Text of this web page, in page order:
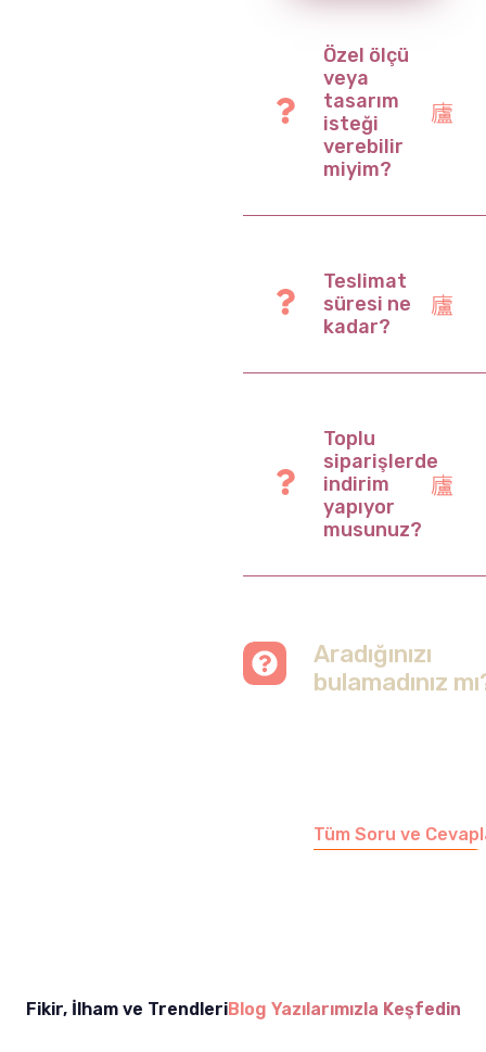
Özel ölçü
veya
tasarım
isteği
verebilir
miyim?
Teslimat
süresi ne
kadar?
Toplu
siparişlerde
indirim
yapıyor
musunuz?
Aradığınızı
bulamadınız
Tüm Soru ve
Fikir, İlham ve TrendleriBlog Yazılarımızla Keşfedin